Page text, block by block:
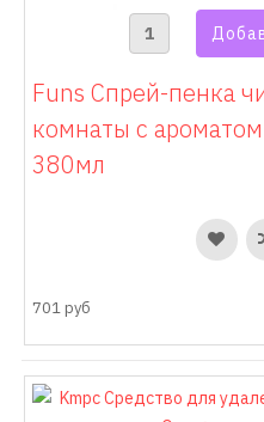
Funs Спрей-пенка
комнаты с
380мл
701 руб